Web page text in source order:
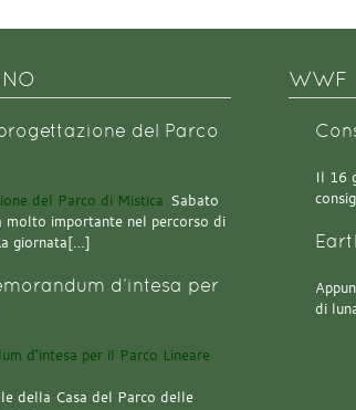
del Parco
Sabato
molto importante nel percorso di
giornata[…]
d’intesa per
della Casa del Parco delle
WWF
Il 16
di